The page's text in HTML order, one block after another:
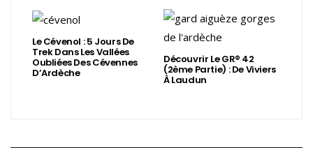
Le Cévenol : 5 Jours De
Trek Dans Les Vallées
Oubliées Des Cévennes
D’Ardèche
Découvrir Le GR® 42
(2ème Partie) : De Viviers
À Laudun